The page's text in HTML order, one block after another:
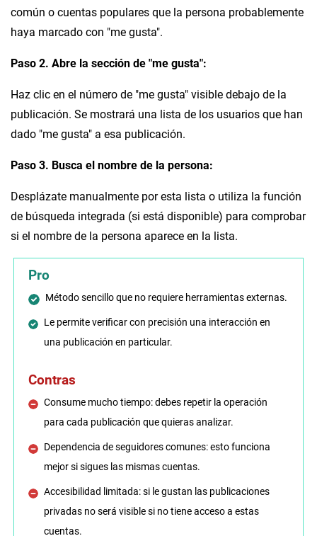
común o cuentas populares que la persona probablemente
haya marcado con "me gusta".
Paso 2. Abre la sección de "me gusta":
Haz clic en el número de "me gusta" visible debajo de la
publicación. Se mostrará una lista de los usuarios que han
dado "me gusta" a esa publicación.
Paso 3. Busca el nombre de la persona:
Desplázate manualmente por esta lista o utiliza la función
de búsqueda integrada (si está disponible) para comprobar
si el nombre de la persona aparece en la lista.
Pro
Método sencillo que no requiere herramientas externas.
Le permite verificar con precisión una interacción en
una publicación en particular.
Contras
Consume mucho tiempo: debes repetir la operación
para cada publicación que quieras analizar.
Dependencia de seguidores comunes: esto funciona
mejor si sigues las mismas cuentas.
Accesibilidad limitada: si le gustan las publicaciones
privadas no será visible si no tiene acceso a estas
cuentas.